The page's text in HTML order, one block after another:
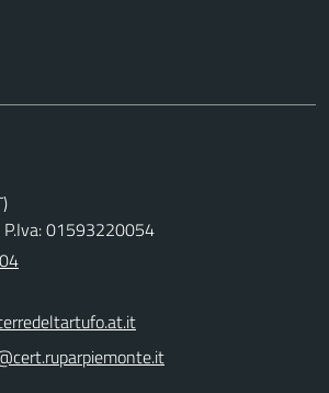
01593220054